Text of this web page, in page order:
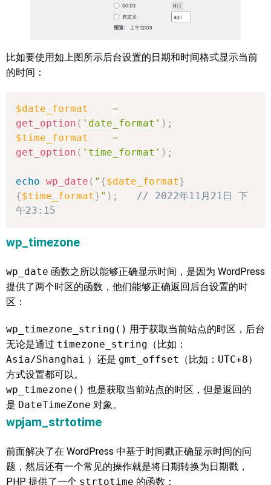
比如要使用如上图所示后台设置的日期和时间格式显示当前
的时间：
$date_format
=
get_option ( 'date_format' ) ;
$time_format
=
get_option ( 'time_format' ) ;
echo wp_date ( " {$date_format}
{$time_format} " ) ;
// 2022年11月21日 下
午23:15
wp_timezone
wp_date 函数之所以能够正确显示时间，是因为 WordPress
提供了两个时区的函数，他们能够正确返回后台设置的时
区：
wp_timezone_string() 用于获取当前站点的时区，后台
无论是通过 timezone_string （比如：
Asia/Shanghai ）还是 gmt_offset （比如： UTC+8）
方式设置都可以。
wp_timezone() 也是获取当前站点的时区，但是返回的
是 DateTimeZone 对象。
wpjam_strtotime
前面解决了在 WordPress 中基于时间戳正确显示时间的问
题，然后还有一个常见的操作就是将日期转换为日期戳，
PHP 提供了一个 strtotime 的函数：